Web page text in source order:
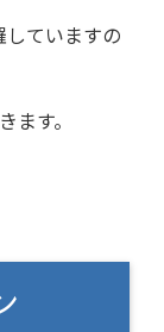
ていますの
ます。